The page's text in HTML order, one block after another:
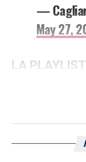
—
May 27,
LA